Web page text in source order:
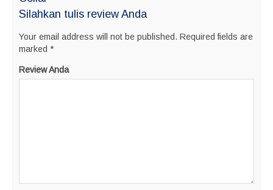
Silahkan tulis review Anda
Your email address will not be published. Required fields are
marked *
Review Anda